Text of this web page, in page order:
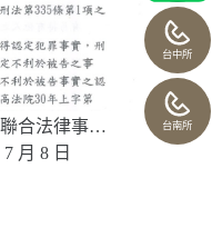
聯合法律事…
月 8 日
台中所
台南所